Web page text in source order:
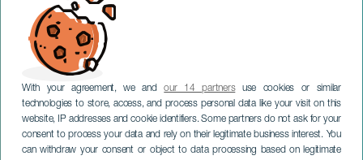
With your agreement, we andour 14 partnersuse cookies or similar
technologies to store, access, and process personal data like your visit on this
website, IP addresses and cookie identifiers. Some partners do not ask for your
consent to process your data and rely on their legitimate business interest. You
can withdraw your consent or object to data processing based on legitimate
GRAN CANARIA